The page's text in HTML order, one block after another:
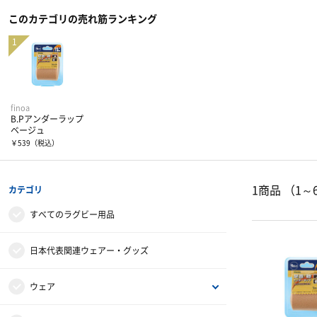
このカテゴリの売れ筋ランキング
finoa
B.Pアンダーラップ
ベージュ
￥539 （税込）
1商品 （1
カテゴリ
すべてのラグビー用品
日本代表関連ウェアー・グッズ
ウェア